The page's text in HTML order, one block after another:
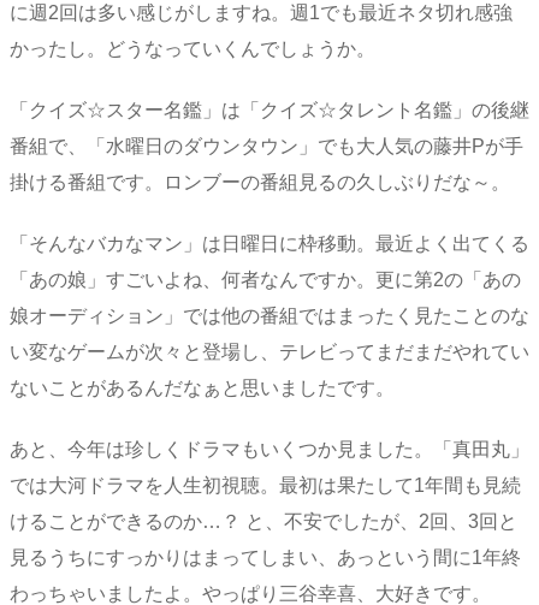
に週2回は多い感じがしますね。週1でも最近ネタ切れ感強
かったし。どうなっていくんでしょうか。
「クイズ☆スター名鑑」は「クイズ☆タレント名鑑」の後継
番組で、「水曜日のダウンタウン」でも大人気の藤井Pが手
掛ける番組です。ロンブーの番組見るの久しぶりだな～。
「そんなバカなマン」は日曜日に枠移動。最近よく出てくる
「あの娘」すごいよね、何者なんですか。更に第2の「あの
娘オーディション」では他の番組ではまったく見たことのな
い変なゲームが次々と登場し、テレビってまだまだやれてい
ないことがあるんだなぁと思いましたです。
あと、今年は珍しくドラマもいくつか見ました。「真田丸」
では大河ドラマを人生初視聴。最初は果たして1年間も見続
けることができるのか…？ と、不安でしたが、2回、3回と
見るうちにすっかりはまってしまい、あっという間に1年終
わっちゃいましたよ。やっぱり三谷幸喜、大好きです。